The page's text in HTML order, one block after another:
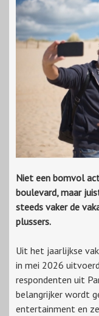
Niet een bomvol
boulevard, maar
steeds vaker de
plussers.
Uit het jaarlijkse
in mei 2026
respondenten uit
belangrijker wordt
entertainment en